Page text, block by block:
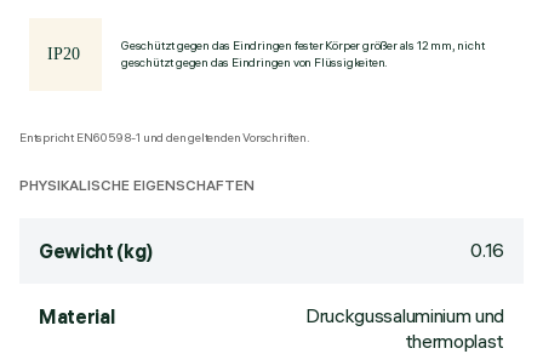
Geschützt gegen das Eindringen fester Körper größer als 12 mm, nicht
geschützt gegen das Eindringen von Flüssigkeiten.
Entspricht EN60598-1 und den geltenden Vorschriften.
PHYSIKALISCHE EIGENSCHAFTEN
Gewicht (kg) 0.16
Material
Druckgussaluminium und
thermoplast